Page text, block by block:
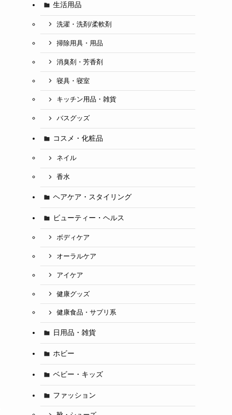
生活用品
洗濯・洗剤/柔軟剤
掃除用具・用品
消臭剤・芳香剤
寝具・寝室
キッチン用品・雑貨
バスグッズ
コスメ・化粧品
ネイル
香水
ヘアケア・スタイリング
ビューティー・ヘルス
ボディケア
オーラルケア
アイケア
健康グッズ
健康食品・サプリ系
日用品・雑貨
ホビー
ベビー・キッズ
ファッション